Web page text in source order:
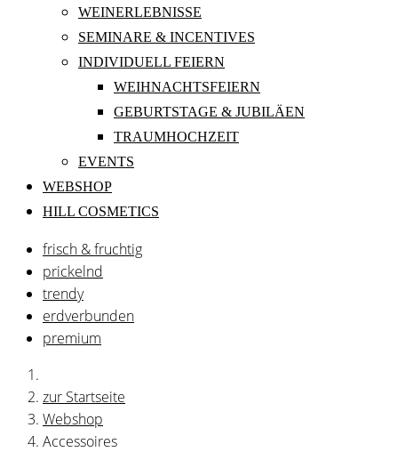
WEINERLEBNISSE
SEMINARE & INCENTIVES
INDIVIDUELL FEIERN
WEIHNACHTSFEIERN
GEBURTSTAGE & JUBILÄEN
TRAUMHOCHZEIT
EVENTS
WEBSHOP
HILL COSMETICS
frisch & fruchtig
prickelnd
trendy
erdverbunden
premium
zur Startseite
Webshop
Accessoires